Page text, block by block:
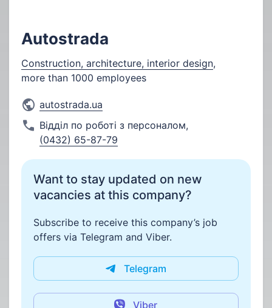
Autostrada
Construction, architecture, interior design,
more than 1000 employees
autostrada.ua
Відділ по роботі з персоналом,
(0432) 65-87-79
Want to stay updated on new
vacancies at this company?
Subscribe to receive this company’s job
offers via Telegram and Viber.
Telegram
Viber